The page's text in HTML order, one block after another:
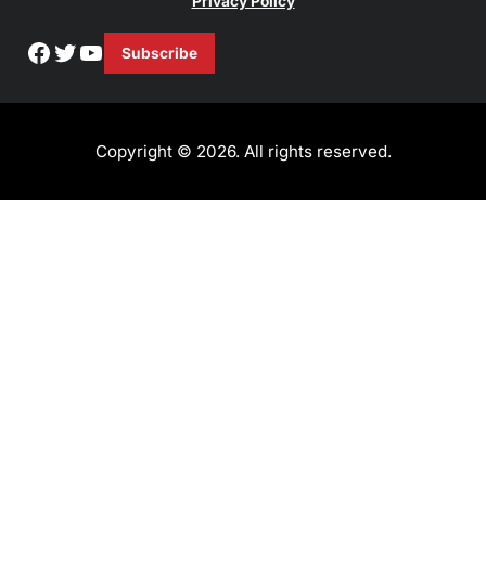
Facebook
Twitter
YouTube
Subscribe
Copyright © 2026. All rights reserved.